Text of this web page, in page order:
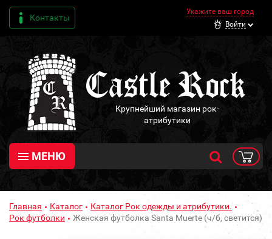
Контакты
Укажите ваш город
Войти
Крупнейший магазин рок-
атрибутики
МЕНЮ
Главная Каталог
Каталог Рок одежды и атрибутики.
Рок футболки
Женская футболка Santa Muerte (ч/б, светится)